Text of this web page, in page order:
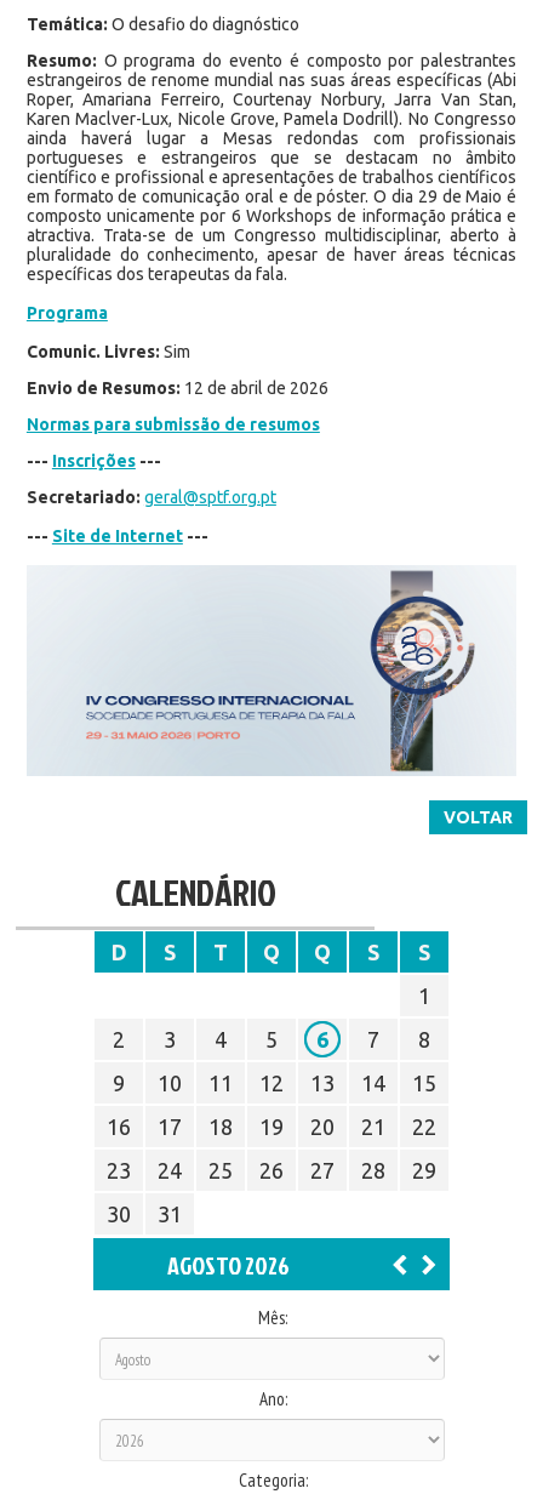
Temática: O desafio do diagnóstico
Resumo: O programa do evento é composto por palestrantes
estrangeiros de renome mundial nas suas áreas específicas (Abi
Roper, Amariana Ferreiro, Courtenay Norbury, Jarra Van Stan,
Karen Maclver-Lux, Nicole Grove, Pamela Dodrill). No Congresso
ainda haverá lugar a Mesas redondas com profissionais
portugueses e estrangeiros que se destacam no âmbito
científico e profissional e apresentações de trabalhos científicos
em formato de comunicação oral e de póster. O dia 29 de Maio é
composto unicamente por 6 Workshops de informação prática e
atractiva. Trata-se de um Congresso multidisciplinar, aberto à
pluralidade do conhecimento, apesar de haver áreas técnicas
específicas dos terapeutas da fala.
Programa
Comunic. Livres: Sim
Envio de Resumos: 12 de abril de 2026
Normas para submissão de resumos
--- Inscrições---
Secretariado: geral@sptf.org.pt
--- Site de Internet---
VOLTAR
CALENDÁRIO
D S T Q Q S
S
1
2
3 4 5 6 7
8
9
10 11 12 13 14
15
16
17 18 19 20 21
22
23
24 25 26 27 28
29
30
31
AGOSTO 2026
Mês:
Ano:
Categoria: